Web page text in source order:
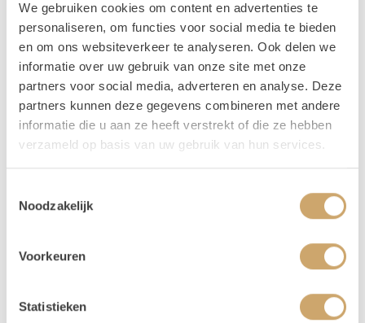
We gebruiken cookies om content en advertenties te
personaliseren, om functies voor social media te bieden
en om ons websiteverkeer te analyseren. Ook delen we
informatie over uw gebruik van onze site met onze
partners voor social media, adverteren en analyse. Deze
partners kunnen deze gegevens combineren met andere
informatie die u aan ze heeft verstrekt of die ze hebben
verzameld op basis van uw gebruik van hun services.
Noodzakelijk
Voorkeuren
Statistieken
De kussens zijn 32 x 36 cm.
Vragen
Mocht je vragen hebben over dit product, dan kun je ons
altijd een berichtje of e-mail sturen. Je kunt ons bereiken
op 06 20 21 73 66 of mail naarinfo@loodsofrentals.nl. We
adviseren je graag!
Verhuur - Hoe werkt het?
3 dagen, voor de
prijs van 1!
Zo krijg je lekker de tijd om op en af te
zaterdag of zondag) dan loopt jouw huurperiode tot
en met maandag. Kies bij het reserveren dus alleen de
gebruiksdag. Dus huur je op 26 april, kies dan van 26
april t/m 26 april. De andere dagen krijg je van ons